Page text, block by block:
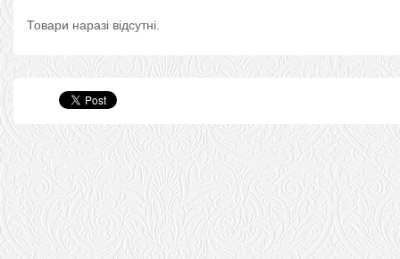
Товари наразі відсутні.